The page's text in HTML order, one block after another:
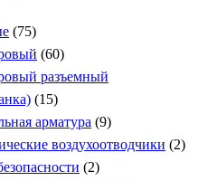
(75)
(60)
разъемный
(15)
арматура (9)
воздухоотводчики (2)
(2)